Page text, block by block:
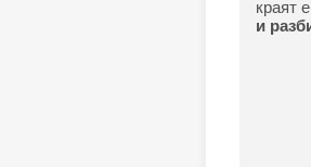
краят
и